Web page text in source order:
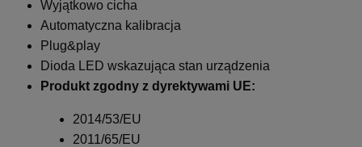
Wyjątkowo cicha
Automatyczna kalibracja
Plug&play
Dioda LED wskazująca stan urządzenia
Produkt zgodny z dyrektywami UE:
2014/53/EU
2011/65/EU